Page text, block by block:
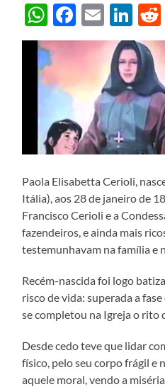
WhatsApp
Email
Paola Elisabetta Cerioli,
Itália), aos 28 de janeiro de
Francisco Cerioli e a
fazendeiros, e ainda mais
testemunhavam na família e
Recém-nascida foi logo
risco de vida: superada a
se completou na Igreja o rito
Desde cedo teve que lidar
físico, pelo seu corpo frágil e
aquele moral, vendo a